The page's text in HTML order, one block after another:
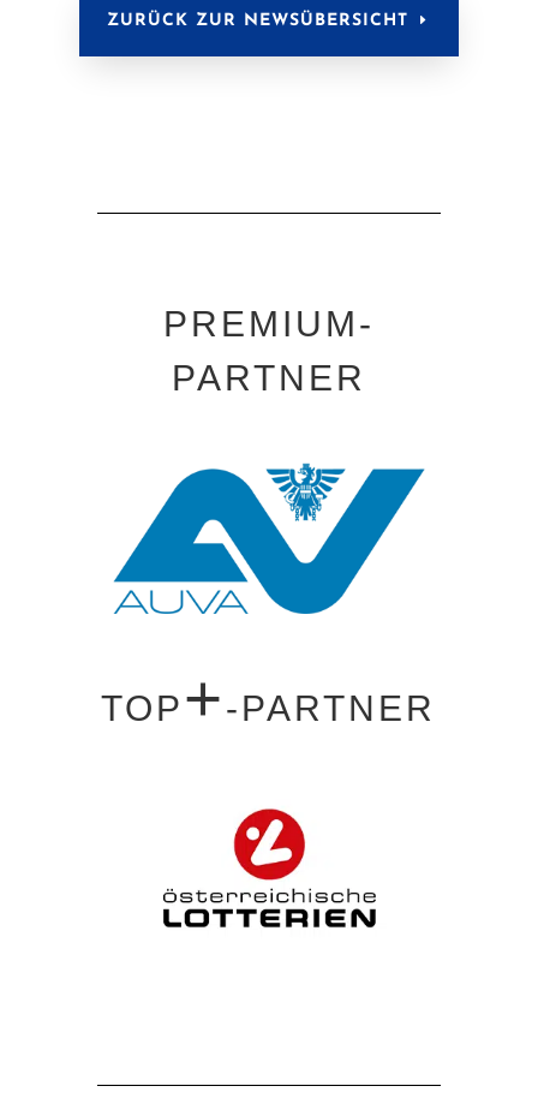
ZURÜCK ZUR NEWSÜBERSICHT
PREMIUM-
PARTNER
TOP+-PARTNER